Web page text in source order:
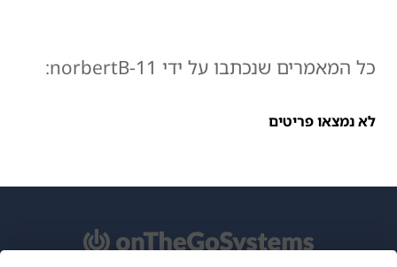
כל המאמרים שנכתבו על ידי norbertB-11:
לא נמצאו פריטים